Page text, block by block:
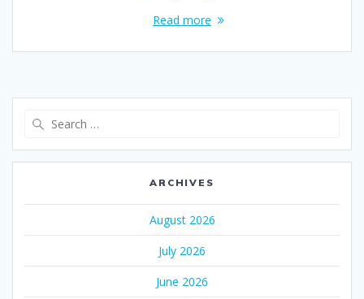
Read more
ARCHIVES
August 2026
July 2026
June 2026